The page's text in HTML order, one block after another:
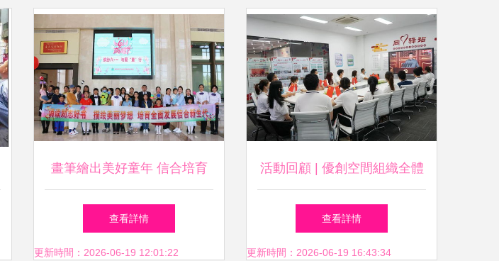
畫筆繪出美好童年 信合培育
新生力量——科爾沁區聯社成
功舉辦慶“六一”員工親子系列
查看詳情
更新時間：2026-06-19 12:01:22
活動回顧 | 優創空間組織全體
員工觀看慶祝中國共產黨成立
100周年大會，彰顯專業大型
查看詳情
更新時間：2026-06-19 16:43:34